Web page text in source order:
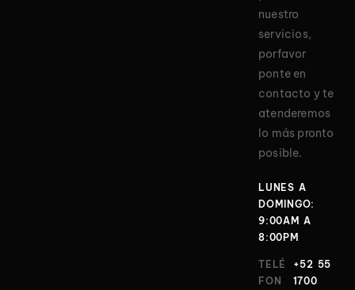
nuestro
servicios,
porfavor
ponte en
contacto y te
atenderemos
lo más pronto
posible.
LUNES A
DOMINGO:
9:00AM A
8:00PM
TELÉ
FON
+52 55
1700